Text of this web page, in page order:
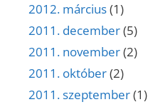
2012. március(1)
2011. december(5)
2011. november(2)
2011. október(2)
2011. szeptember(1)